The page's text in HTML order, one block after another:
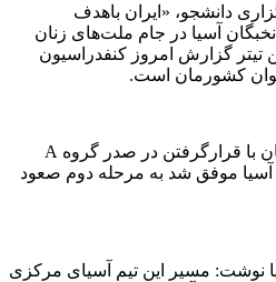
دانشجو، «ایران باهدف
آسیا در جام ملت‌های زنان
تیتر گزارش امروز کنفدراسیون
تیم ملی فوتبال بانوان کشورمان با قرارگرفتن در صدر گروه A
موفق شد به مرحله دوم صعود
نوشت: مسیر این تیم آسیای مرکزی